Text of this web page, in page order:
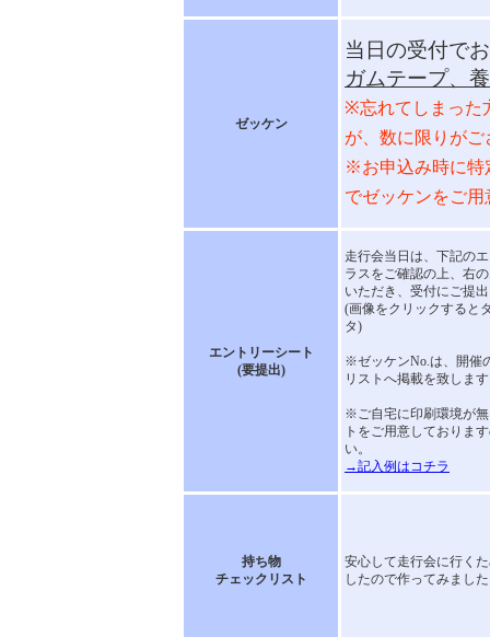
ゼッケン
当日の受付で
ガムテープ、
※忘れてしまった
が、数に限りがご
※お申込み時に特
でゼッケンをご
エントリーシート
(要提出)
走行会当日は、下記の
ラスをご確認の上、右
いただき、受付にご提
(画像をクリックすると
タ)
※ゼッケンNo.は、開催
リストへ掲載を致しま
※ご自宅に印刷環境が
トをご用意しておりま
い。
→記入例はコチラ
持ち物
チェックリスト
安心して走行会に行く
したので作ってみまし